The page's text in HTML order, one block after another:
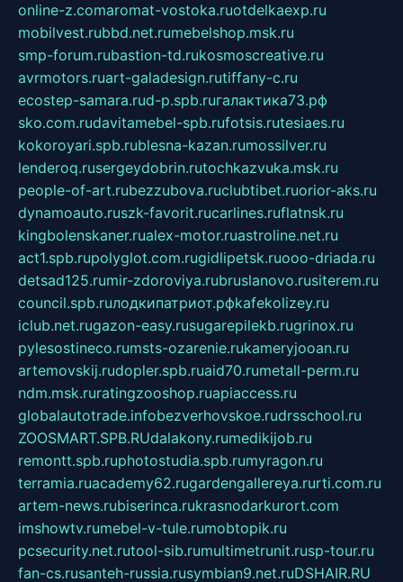
online-z.comaromat-vostoka.ruotdelkaexp.ru
mobilvest.rubbd.net.rumebelshop.msk.ru
smp-forum.rubastion-td.rukosmoscreative.ru
avrmotors.ruart-galadesign.rutiffany-c.ru
ecostep-samara.rud-p.spb.ruгалактика73.рф
sko.com.rudavitamebel-spb.rufotsis.rutesiaes.ru
kokoroyari.spb.rublesna-kazan.rumossilver.ru
lenderoq.rusergeydobrin.rutochkazvuka.msk.ru
people-of-art.rubezzubova.ruclubtibet.ruorior-aks.ru
dynamoauto.ruszk-favorit.rucarlines.ruflatnsk.ru
kingbolenskaner.rualex-motor.ruastroline.net.ru
act1.spb.rupolyglot.com.rugidlipetsk.ruooo-driada.ru
detsad125.rumir-zdoroviya.rubruslanovo.rusiterem.ru
council.spb.ruлодкипатриот.рфkafekolizey.ru
iclub.net.rugazon-easy.rusugarepilekb.rugrinox.ru
pylesostineco.rumsts-ozarenie.rukameryjooan.ru
artemovskij.rudopler.spb.ruaid70.rumetall-perm.ru
ndm.msk.ruratingzooshop.ruapiaccess.ru
globalautotrade.infobezverhovskoe.rudrsschool.ru
ZOOSMART.SPB.RUdalakony.rumedikijob.ru
remontt.spb.ruphotostudia.spb.rumyragon.ru
terramia.ruacademy62.rugardengallereya.rurti.com.ru
artem-news.rubiserinca.rukrasnodarkurort.com
imshowtv.rumebel-v-tule.rumobtopik.ru
pcsecurity.net.rutool-sib.rumultimetrunit.rusp-tour.ru
fan-cs.rusanteh-russia.rusymbian9.net.ruDSHAIR.RU